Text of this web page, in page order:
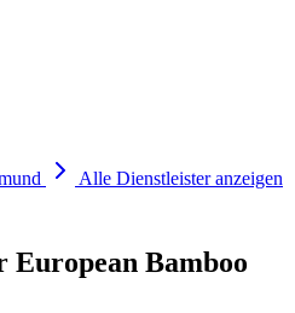
Alle Dienstleister anzeigen
European Bamboo